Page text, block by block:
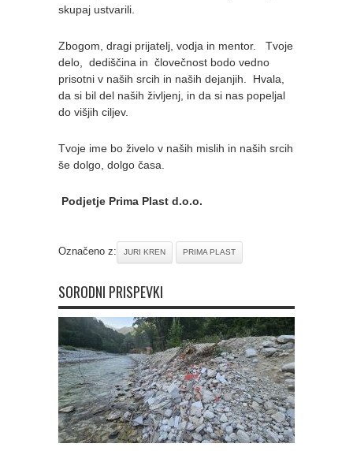
skupaj ustvarili.
Zbogom, dragi prijatelj, vodja in mentor. Tvoje
delo, dediščina in človečnost bodo vedno
prisotni v naših srcih in naših dejanjih. Hvala,
da si bil del naših življenj, in da si nas popeljal
do višjih ciljev.
Tvoje ime bo živelo v naših mislih in naših srcih
še dolgo, dolgo časa.
Podjetje Prima Plast d.o.o.
Označeno z: JURI KREN PRIMA PLAST
SORODNI PRISPEVKI